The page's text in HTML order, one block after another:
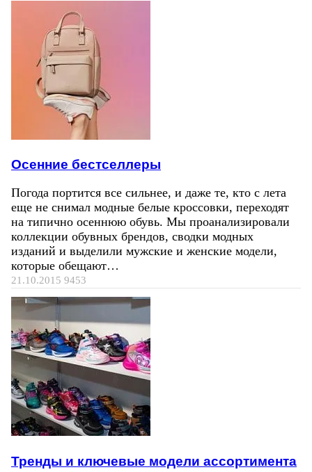
Осенние бестселлеры
Погода портится все сильнее, и даже те, кто с лета
еще не снимал модные белые кроссовки, переходят
на типично осеннюю обувь. Мы проанализировали
коллекции обувных брендов, сводки модных
изданий и выделили мужские и женские модели,
которые обещают…
21.10.2015 9453
Тренды и ключевые модели ассортимента